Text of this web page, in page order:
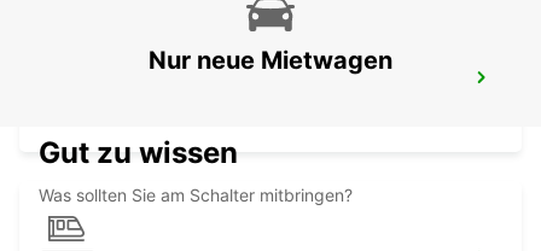
Nur neue Mietwagen
Gut zu wissen
Was sollten Sie am Schalter mitbringen?